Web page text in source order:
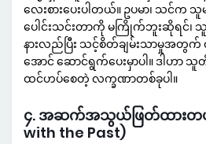
လေးစားပေးပါတယ်။ ဥပမာ၊ သင်က သူမ
ပေါင်းသင်းတာကို မကြိုက်ဘူးဆိုရင်
နားလည်ပြီး သင့်စိတ်ချမ်းသာမှုအတွ
အောင် ဆောင်ရွက်ပေးမှာပါ။ ဒါဟာ
ထင်ဟပ်စေတဲ့ လက္ခဏာတစ်ခုပါ။
၄. အဆက်အသွယ်ဖြတ်ထားတယ်
with the Past)